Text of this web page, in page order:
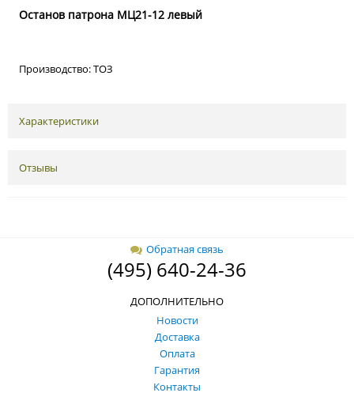
Останов патрона МЦ21-12 левый
Производство: ТОЗ
Характеристики
Отзывы
Обратная связь
(495) 640-24-36
ДОПОЛНИТЕЛЬНО
Новости
Доставка
Оплата
Гарантия
Контакты